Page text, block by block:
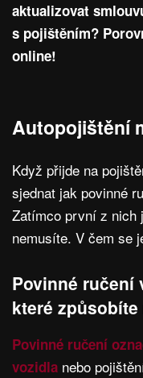
aktualizovat
s pojištěním?
online!
Autopojištění
Když přijde na
sjednat jak povinné
Zatímco první z nich
nemusíte. V čem se
Povinné ručení
které
Povinné ručení
vozidla nebo